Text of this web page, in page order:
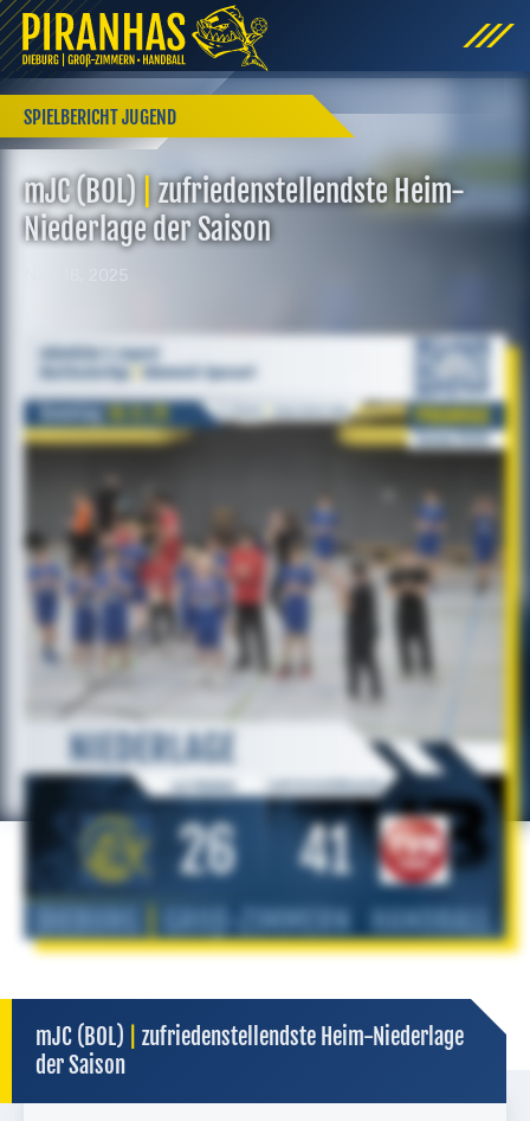
SPIELBERICHT JUGEND
mJC (BOL) |zufriedenstellendste Heim-
Niederlage der Saison
mJC (BOL)
zufriedenstellendste Heim-Niederlage
der Saison